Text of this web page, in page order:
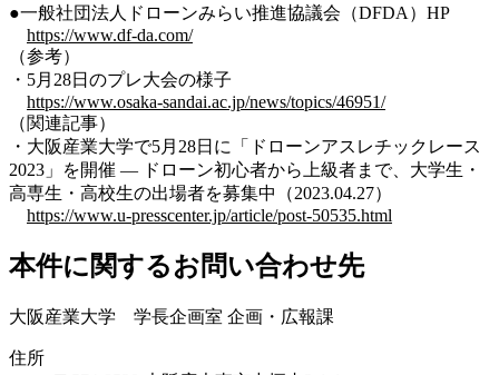
●一般社団法人ドローンみらい推進協議会（DFDA）HP
https://www.df-da.com/
（参考）
・5月28日のプレ大会の様子
https://www.osaka-sandai.ac.jp/news/topics/46951/
（関連記事）
・大阪産業大学で5月28日に「ドローンアスレチックレース
2023」を開催 — ドローン初心者から上級者まで、大学生・
高専生・高校生の出場者を募集中（2023.04.27）
https://www.u-presscenter.jp/article/post-50535.html
本件に関するお問い合わせ先
大阪産業大学 学長企画室 企画・広報課
住所